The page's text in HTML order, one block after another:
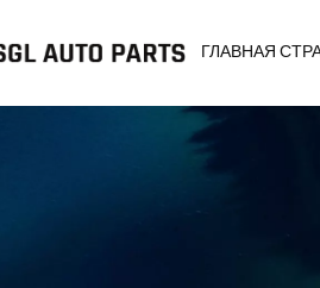
ГЛАВНАЯ